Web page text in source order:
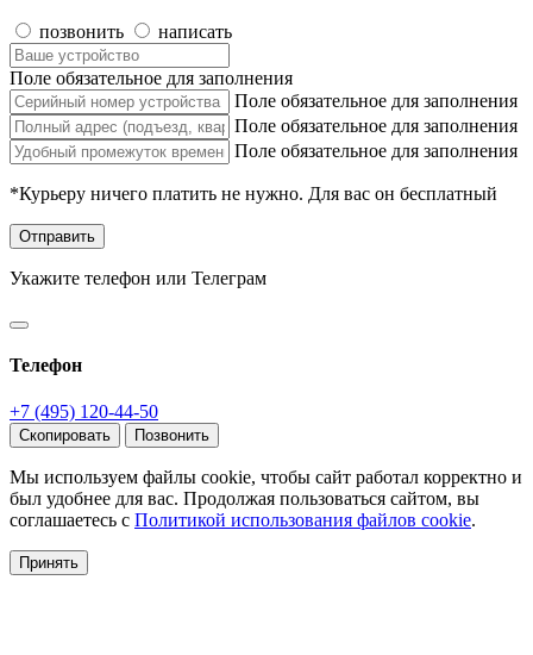
позвонить написать
Поле обязательное для заполнения
Поле обязательное для заполнения
Поле обязательное для заполнения
Поле обязательное для заполнения
*Курьеру ничего платить не нужно. Для вас он бесплатный
Отправить
Укажите телефон или Телеграм
Телефон
+7 (495) 120-44-50
Скопировать Позвонить
Мы используем файлы cookie, чтобы сайт работал корректно и
был удобнее для вас. Продолжая пользоваться сайтом, вы
соглашаетесь с Политикой использования файлов cookie.
Принять